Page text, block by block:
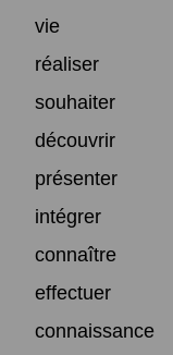
vie
réaliser
souhaiter
découvrir
présenter
intégrer
connaître
effectuer
connaissance